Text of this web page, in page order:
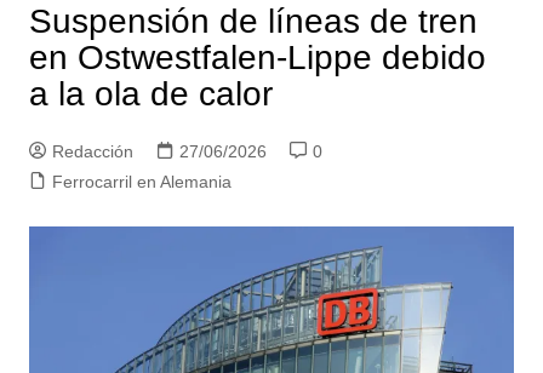
Suspensión de líneas de tren
en Ostwestfalen-Lippe debido
a la ola de calor
Redacción 27/06/2026
0
Ferrocarril en Alemania